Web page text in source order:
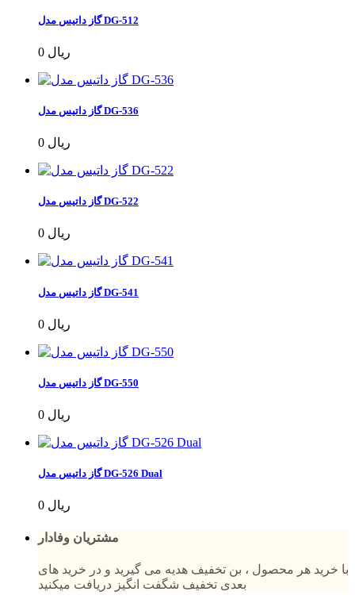
گاز داتیس مدل DG-512
0 ریال
گاز داتیس مدل DG-536
0 ریال
گاز داتیس مدل DG-522
0 ریال
گاز داتیس مدل DG-541
0 ریال
گاز داتیس مدل DG-550
0 ریال
گاز داتیس مدل DG-526 Dual
0 ریال
مشتریان وفادار
با خرید هر محصول ، بن تخفیف هدیه می گیرید و در خرید های
بعدی تخفیف شگفت انگیز دریافت میکنید